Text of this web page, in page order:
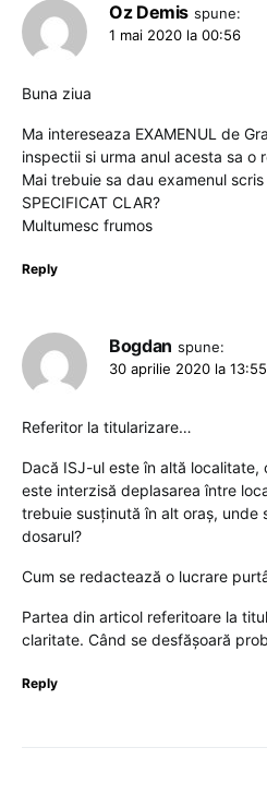
Oz Demis spune:
1 mai 2020 la 00:56
Buna ziua
Ma intereseaza EXAMENUL de
inspectii si urma anul acesta sa o
Mai trebuie sa dau examenul
SPECIFICAT CLAR?
Multumesc frumos
Reply
Bogdan spune:
30 aprilie 2020 la 13:55
Referitor la titularizare…
Dacă ISJ-ul este în altă
este interzisă deplasarea între
trebuie susținută în alt oraș, unde
dosarul?
Cum se redactează o lucrare
Partea din articol referitoare la
claritate. Când se desfășoară
Reply